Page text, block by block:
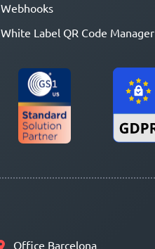
Webhooks
White Label QR Code Manager
Office Barcelona